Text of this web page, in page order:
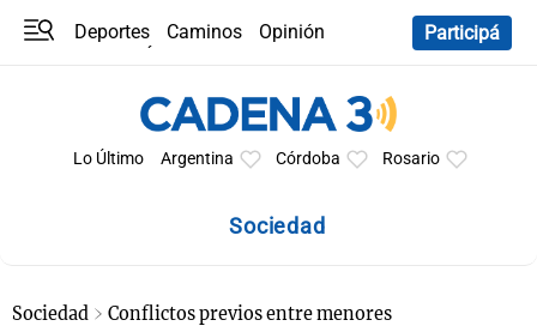
Deportes Caminos
Opinión
Participá
Lo Último Argentina Córdoba Rosario
Sociedad
Sociedad Conflictos previos entre menores